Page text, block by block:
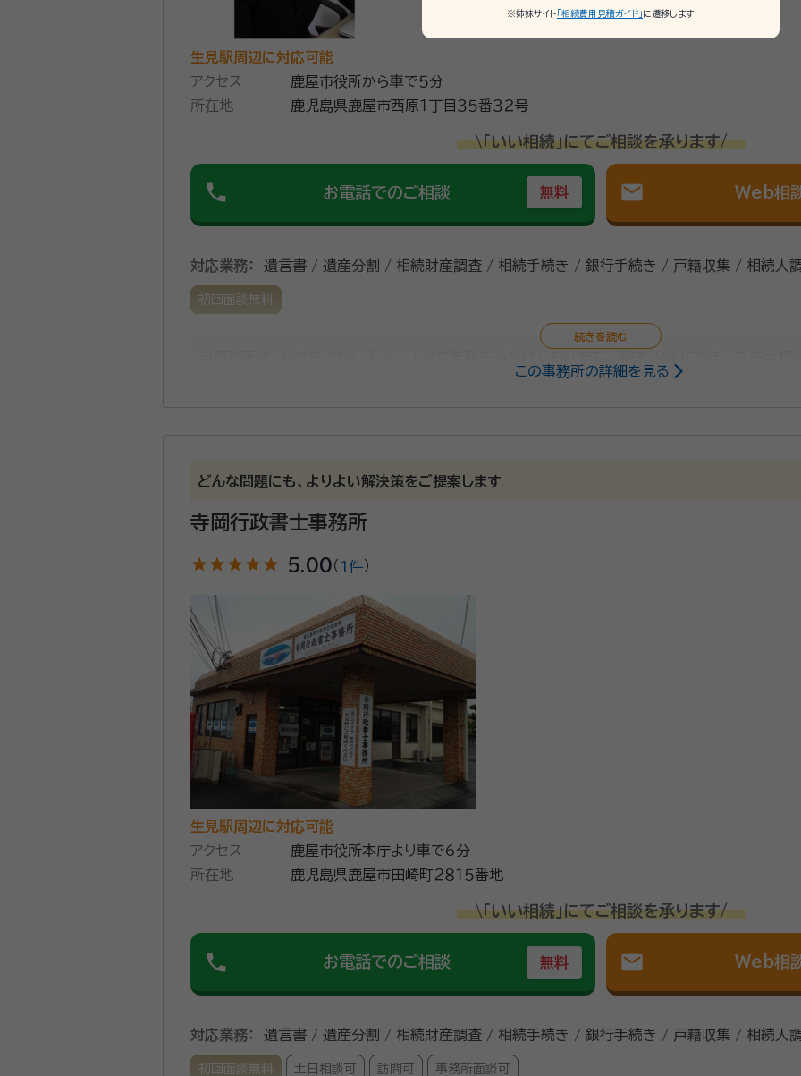
生見駅周辺に対応可能
アクセス
鹿屋市役所から車で５分
所在地
鹿児島県鹿屋市西原１丁目３５番３２号
\「いい相続」にてご相談を承ります/
phone お電話でのご相談 無料 mail Web相
対応業務： 遺言書 / 遺産分割 / 相続財産調査 / 相続手続き / 銀行手続き / 戸籍収集 / 相続人
初回面談無料
局で第一号の認証を受けるなど相続業務の実績に自信があります。 また、相続人が海外在住の
この事務所の詳細を見る
どんな問題にも、よりよい解決策をご提案します
寺岡行政書士事務所
star star star star star 5.00（ 1件）
生見駅周辺に対応可能
アクセス
鹿屋市役所本庁より車で6分
所在地
鹿児島県鹿屋市田崎町２８１５番地
\「いい相続」にてご相談を承ります/
phone お電話でのご相談 無料 mail Web相
対応業務： 遺言書 / 遺産分割 / 相続財産調査 / 相続手続き / 銀行手続き / 戸籍収集 / 相続人
初回面談無料 土日相談可 訪問可 事務所面談可
※姉妹サイト 「相続費用見積ガイド」 に遷移します